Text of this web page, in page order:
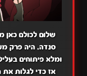
סנדה, היה פרק
ומלא פיתוחים
אז כדי לגלות את